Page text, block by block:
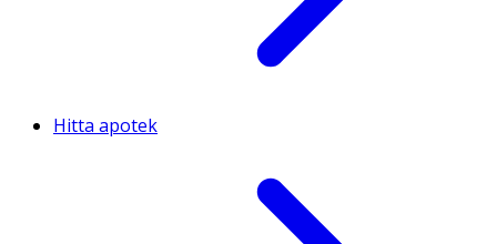
Hitta apotek